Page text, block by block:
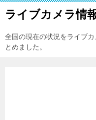
ライブカメラ情
全国の現在の状況をライブ
とめました。